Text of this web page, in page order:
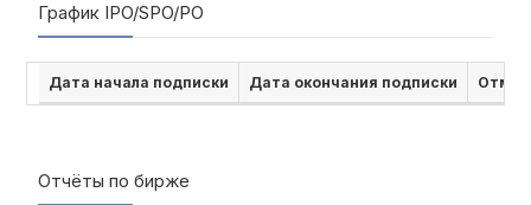
График IPO/SPO/PO
Дата начала подписки Дата окончания подписки
Отчёты по бирже